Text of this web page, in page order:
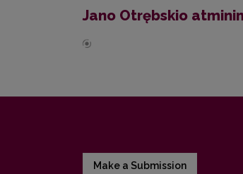
Jano Otrębskio
Make a Submission